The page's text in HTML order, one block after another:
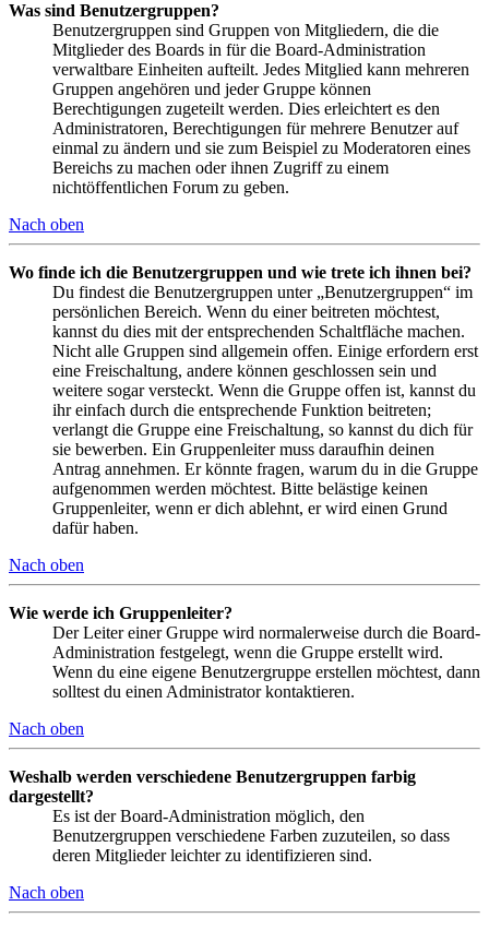
Was sind Benutzergruppen?
Benutzergruppen sind Gruppen von Mitgliedern, die die
Mitglieder des Boards in für die Board-Administration
verwaltbare Einheiten aufteilt. Jedes Mitglied kann mehreren
Gruppen angehören und jeder Gruppe können
Berechtigungen zugeteilt werden. Dies erleichtert es den
Administratoren, Berechtigungen für mehrere Benutzer auf
einmal zu ändern und sie zum Beispiel zu Moderatoren eines
Bereichs zu machen oder ihnen Zugriff zu einem
nichtöffentlichen Forum zu geben.
Nach oben
Wo finde ich die Benutzergruppen und wie trete ich ihnen bei?
Du findest die Benutzergruppen unter „Benutzergruppen“ im
persönlichen Bereich. Wenn du einer beitreten möchtest,
kannst du dies mit der entsprechenden Schaltfläche machen.
Nicht alle Gruppen sind allgemein offen. Einige erfordern erst
eine Freischaltung, andere können geschlossen sein und
weitere sogar versteckt. Wenn die Gruppe offen ist, kannst du
ihr einfach durch die entsprechende Funktion beitreten;
verlangt die Gruppe eine Freischaltung, so kannst du dich für
sie bewerben. Ein Gruppenleiter muss daraufhin deinen
Antrag annehmen. Er könnte fragen, warum du in die Gruppe
aufgenommen werden möchtest. Bitte belästige keinen
Gruppenleiter, wenn er dich ablehnt, er wird einen Grund
dafür haben.
Nach oben
Wie werde ich Gruppenleiter?
Der Leiter einer Gruppe wird normalerweise durch die Board-
Administration festgelegt, wenn die Gruppe erstellt wird.
Wenn du eine eigene Benutzergruppe erstellen möchtest, dann
solltest du einen Administrator kontaktieren.
Nach oben
Weshalb werden verschiedene Benutzergruppen farbig
dargestellt?
Es ist der Board-Administration möglich, den
Benutzergruppen verschiedene Farben zuzuteilen, so dass
deren Mitglieder leichter zu identifizieren sind.
Nach oben